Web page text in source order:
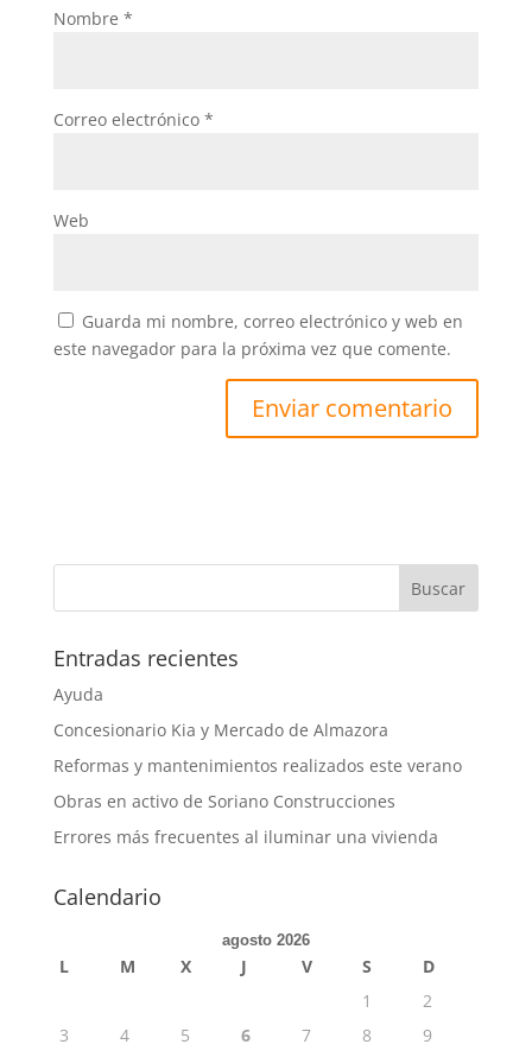
Nombre *
Correo electrónico *
Web
Guarda mi nombre, correo electrónico y web en
este navegador para la próxima vez que comente.
Entradas recientes
Ayuda
Concesionario Kia y Mercado de Almazora
Reformas y mantenimientos realizados este verano
Obras en activo de Soriano Construcciones
Errores más frecuentes al iluminar una vivienda
Calendario
agosto 2026
L M X J V S
D
1
2
3
4 5 6 7 8
9